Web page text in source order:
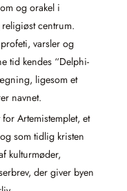
og orakel i
centrum.
varsler og
tid kendes “Delphi-
ligesom et
navnet.
Artemistemplet, et
som tidlig kristen
kulturmøder,
der giver byen